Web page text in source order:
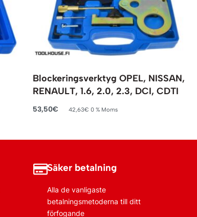
Blockeringsverktyg OPEL, NISSAN,
RENAULT, 1.6, 2.0, 2.3, DCI, CDTI
53,50€ 42,63€ 0 % Moms
Säker betalning
Alla de vanligaste
betalningsmetoderna till ditt
förfogande